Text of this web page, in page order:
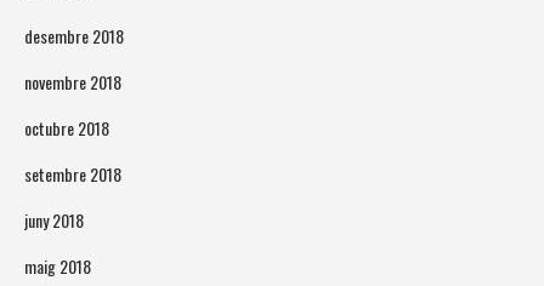
desembre 2018
novembre 2018
octubre 2018
setembre 2018
juny 2018
maig 2018